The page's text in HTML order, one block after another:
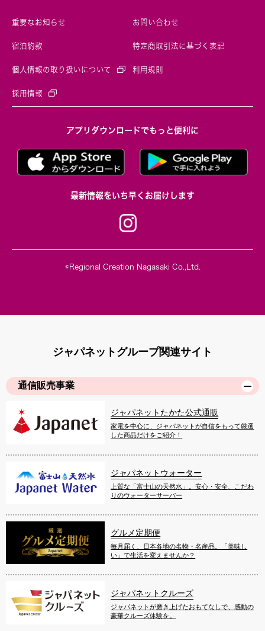
重要なお知らせ お問い合わせ
宿泊約款 特定商取引法に基づく表記
個人情報の取り扱いについて 利用規則
採用情報
アプリダウンロードでもっと便利に
最新情報をいち早くお届けします
©Regional Creation Nagasaki Co.,Ltd.
ジャパネットグループ関連サイト
通信販売事業
ジャパネットたかた公式通販
家電を中心に、ジャパネットが自信をもって厳選
した商品だけをご紹介！
ジャパネットウォーター
上質な「富士山の天然水」。安心・安全、こだわ
りのウォーターサーバー
グルメ定期便
毎月届く、日本各地の名物・名産品。「美味し
い」で生活を変えませんか？
ジャパネットクルーズ
ジャパネットが磨き上げたおもてなしで、感動の
豪華クルーズ体験を。